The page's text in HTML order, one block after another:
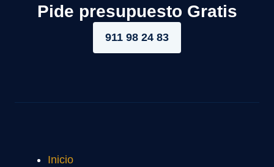
Pide presupuesto Gratis
911 98 24 83
Inicio